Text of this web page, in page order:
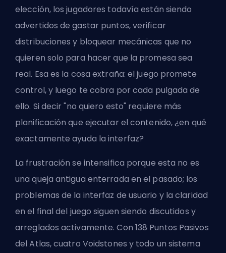
elección, los jugadores todavía están siendo
advertidos de gastar puntos, verificar
distribuciones y bloquear mecánicas que no
quieren solo para hacer que la promesa sea
real. Esa es la cosa extraña: el juego promete
control, y luego te cobra por cada pulgada de
ello. Si decir "no quiero esto" requiere más
planificación que ejecutar el contenido, ¿en qué
exactamente ayuda la interfaz?
La frustración se intensifica porque esta no es
una queja antigua enterrada en el pasado; los
problemas de la interfaz de usuario y la claridad
en el final del juego siguen siendo discutidos y
arreglados activamente. Con 138 Puntos Pasivos
del Atlas, cuatro Voidstones y todo un sistema